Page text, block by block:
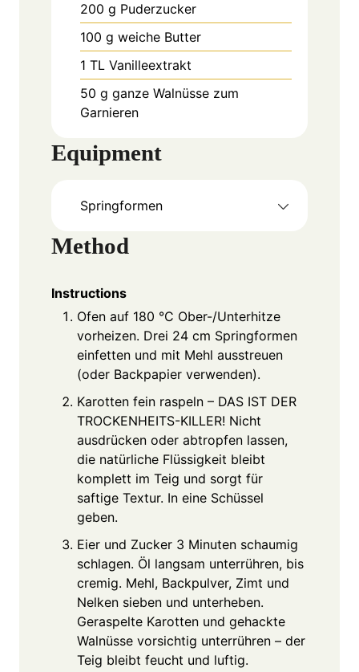
200 g Puderzucker
100 g weiche Butter
1 TL Vanilleextrakt
50 g ganze Walnüsse zum
Garnieren
Equipment
Springformen
Method
Instructions
Ofen auf 180 °C Ober-/Unterhitze
vorheizen. Drei 24 cm Springformen
einfetten und mit Mehl ausstreuen
(oder Backpapier verwenden).
Karotten fein raspeln – DAS IST DER
TROCKENHEITS-KILLER! Nicht
ausdrücken oder abtropfen lassen,
die natürliche Flüssigkeit bleibt
komplett im Teig und sorgt für
saftige Textur. In eine Schüssel
geben.
Eier und Zucker 3 Minuten schaumig
schlagen. Öl langsam unterrühren, bis
cremig. Mehl, Backpulver, Zimt und
Nelken sieben und unterheben.
Geraspelte Karotten und gehackte
Walnüsse vorsichtig unterrühren – der
Teig bleibt feucht und luftig.